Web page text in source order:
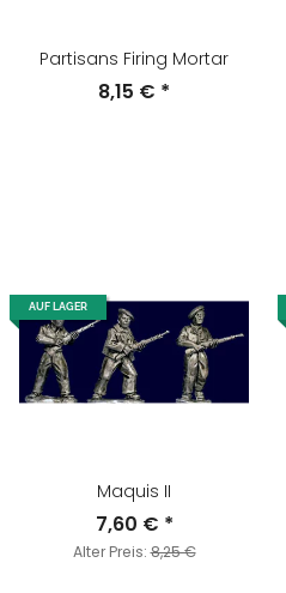
Partisans Firing Mortar
8,15 € *
AUF LAGER
Maquis II
7,60 € *
Alter Preis:8,25 €